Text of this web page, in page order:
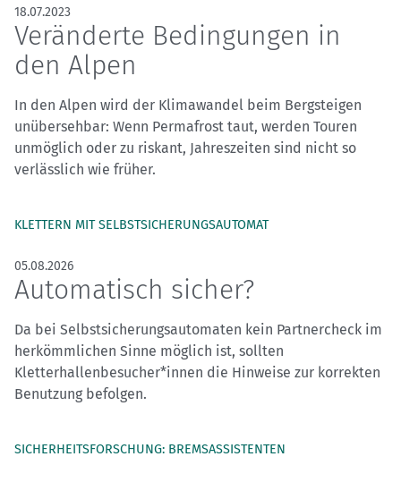
18.07.2023
Veränderte Bedingungen in
den Alpen
In den Alpen wird der Klimawandel beim Bergsteigen
unübersehbar: Wenn Permafrost taut, werden Touren
unmöglich oder zu riskant, Jahreszeiten sind nicht so
verlässlich wie früher.
KLETTERN MIT SELBSTSICHERUNGS­AUTOMAT
05.08.2026
Automatisch sicher?
Da bei Selbstsicherungsautomaten kein Partnercheck im
herkömmlichen Sinne möglich ist, sollten
Kletterhallenbesucher*innen die Hinweise zur korrekten
Benutzung befolgen.
SICHERHEITSFORSCHUNG: BREMSASSISTENTEN